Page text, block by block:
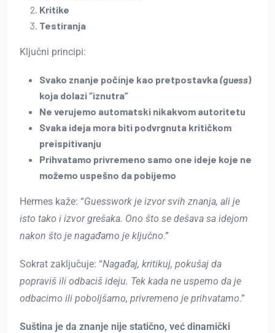
Kritike
Testiranja
Ključni principi:
Svako znanje počinje kao pretpostavka(guess)
koja dolazi “iznutra”
Ne verujemo automatski nikakvom autoritetu
Svaka ideja mora biti podvrgnuta kritičkom
preispitivanju
Prihvatamo privremeno samo one ideje koje ne
možemo uspešno da pobijemo
Hermes kaže: “Guesswork je izvor svih znanja, ali je
isto tako i izvor grešaka. Ono što se dešava sa idejom
nakon što je nagađamo je ključno.”
Sokrat zaključuje: “Nagađaj, kritikuj, pokušaj da
popraviš ili odbаciš ideju. Tek kada ne uspemo da je
odbacimo ili poboljšamo, privremeno je prihvatamo.”
Suština je da znanje nije statično, već dinamički